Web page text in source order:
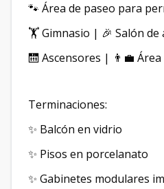
🐾 Área de paseo para
🏋 Gimnasio | 🎉 Salón de
🛗 Ascensores | 👨‍💼
Terminaciones:
✨ Balcón en vidrio
✨ Pisos en porcelanato
✨ Gabinetes modulares